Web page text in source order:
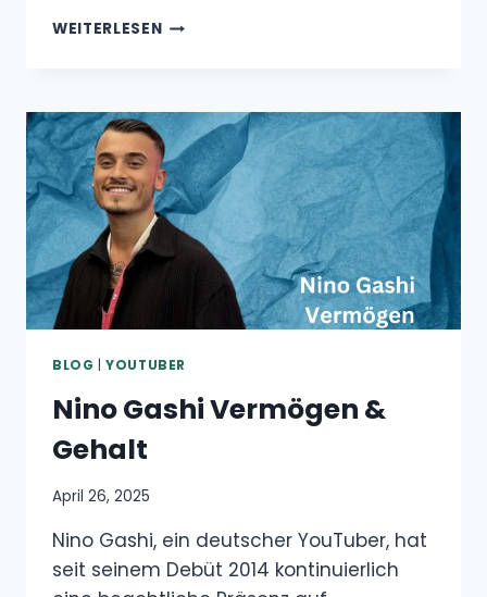
WEITERLESENEMIR
GEHALT
BLOG |YOUTUBER
Nino Gashi Vermögen &
Gehalt
April 26, 2025
Nino Gashi, ein deutscher YouTuber, hat
seit seinem Debüt 2014 kontinuierlich